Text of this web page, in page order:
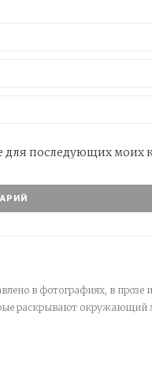
для последующих моих
в фотографиях, в
раскрывают окружающий